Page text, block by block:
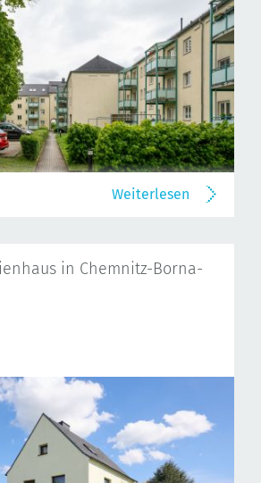
Weiterlesen
in Chemnitz-Borna-